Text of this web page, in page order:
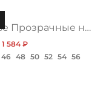
Платье Прозрачные намерения, акцент
1 584 ₽
46 48 50 52 54 56